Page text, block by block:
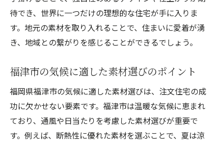
待でき、世界に一つだけの理想的な住宅が手に入りま
す。地元の素材を取り入れることで、住まいに愛着が湧
き、地域との繋がりを感じることができるでしょう。
福津市の気候に適した素材選びのポイント
福岡県福津市の気候に適した素材選びは、注文住宅の成
功に欠かせない要素です。福津市は温暖な気候に恵まれ
ており、通風や日当たりを考慮した素材選びが重要で
す。例えば、断熱性に優れた素材を選ぶことで、夏は涼